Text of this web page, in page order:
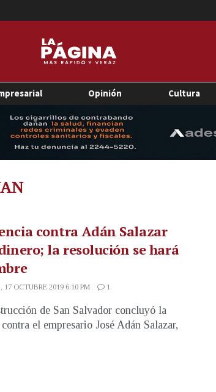
Opinión Cultura
contra Adán Salazar
la resolución se hará
17 OCTUBRE 2019 6:10 PM 1
de San Salvador concluyó la
el empresario José Adán Salazar,